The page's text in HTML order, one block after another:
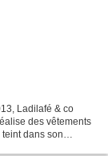
Ladilafé & co
des vêtements
dans son